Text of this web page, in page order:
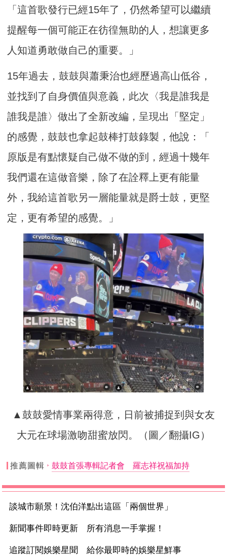
「這首歌發行已經15年了，仍然希望可以繼續
提醒每一個可能正在彷徨無助的人，想讓更多
人知道勇敢做自己的重要。」
15年過去，鼓鼓與蕭秉治也經歷過高山低谷，
並找到了自身價值與意義，此次〈我是誰我是
誰我是誰〉做出了全新改編， 呈現出「堅定」
的感覺，鼓鼓也拿起鼓棒打鼓錄製，他說：「
原版是有點懷疑自己做不做的到，經過十幾年
我們還在這做音樂， 除了在詮釋上更有能量
外，我給這首歌另一層能量就是爵士鼓， 更堅
定，更有希望的感覺。」
▲鼓鼓愛情事業兩得意，日前被捕捉到與女友
大元在球場激吻甜蜜放閃。（圖／翻攝IG）
推薦圖輯 鼓鼓首張專輯記者會 羅志祥祝福加持
談城市願景！沈伯洋點出這區「兩個世界」
新聞事件即時更新 所有消息一手掌握！
追蹤訂閱娛樂星聞 給你最即時的娛樂星鮮事